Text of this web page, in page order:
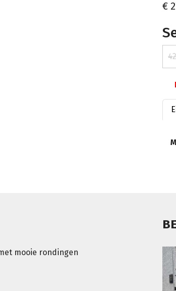
€
42
mooie rondingen